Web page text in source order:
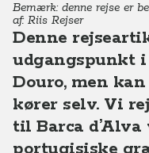
Bemærk: denne rejse er
af: Riis Rejser
Denne
udgangspunkt
Douro, men
kører selv. Vi
til Barca d’Alva